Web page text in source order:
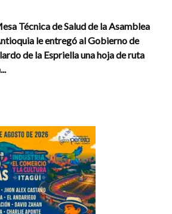
Técnica de Salud de la Asamblea
le entregó al Gobierno de
de la Espriella una hoja de ruta